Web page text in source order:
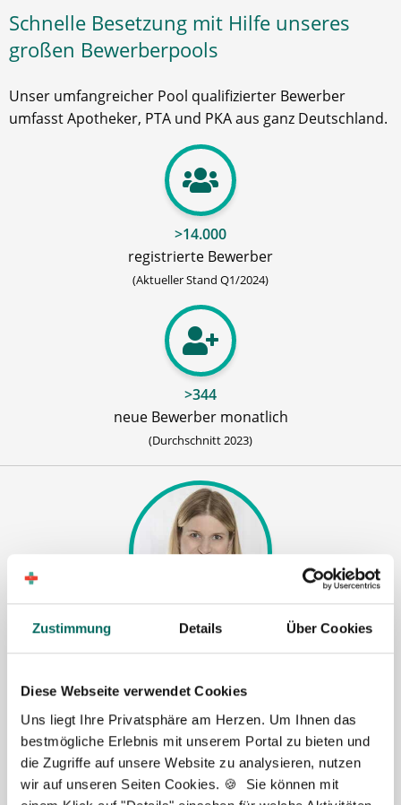
Zustimmung Details Über Cookies
Diese Webseite verwendet Cookies
Uns liegt Ihre Privatsphäre am Herzen. Um Ihnen das
bestmögliche Erlebnis mit unserem Portal zu bieten und
die Zugriffe auf unsere Website zu analysieren, nutzen
wir auf unseren Seiten Cookies. 🍪 Sie können mit
Schnelle Besetzung mit Hilfe unseres
großen Bewerberpools
Unser umfangreicher Pool qualifizierter Bewerber
umfasst Apotheker, PTA und PKA aus ganz Deutschland.
>14.000
registrierte Bewerber
(Aktueller Stand Q1/2024)
>344
neue Bewerber monatlich
(Durchschnitt 2023)
Kristin Kneuß, Berlin
"Einen neuen PTA in kürzester Zeit trotz
aussichtsloser Bewerbersituation in Berlin? Mit
Unterstützung des Deutschen Apotheker Service
war die Nachfolgersuche nicht nur erfolgreich,
sondern auch unkompliziert und blieb ohne großen